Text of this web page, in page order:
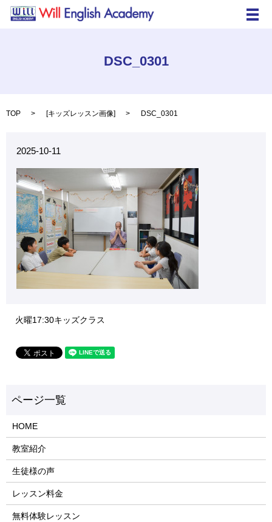
メ
DSC_0301
TOP [キッズレッスン画像] DSC_0301
2025-10-11
火曜17:30キッズクラス
HOME
教室紹介
生徒様の声
レッスン料金
無料体験レッスン